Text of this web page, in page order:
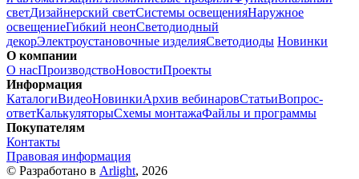
светДизайнерский светСистемы освещенияНаружное
освещениеГибкий неонСветодиодный
декорЭлектроустановочные изделияСветодиоды Новинки
О компании
О насПроизводствоНовостиПроекты
Информация
КаталогиВидеоНовинкиАрхив вебинаровСтатьиВопрос-
ответКалькуляторыСхемы монтажаФайлы и программы
Покупателям
Контакты
Правовая информация
© Разработано в Arlight, 2026